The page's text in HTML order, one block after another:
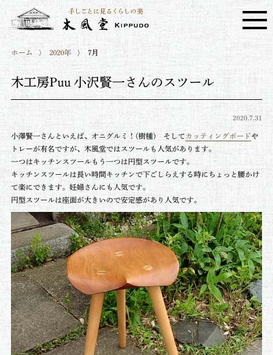
ホーム 2020年 7月
木工房Puu 小沢賢一さんのスツール
2020.7.31
小澤賢一さんといえば、オニグルミ！(樹種) そしてカッティングボードや
トレーが有名ですが、木風堂ではスツールも人気があります。
一つはキッチンスツールもう一つは円型スツールです。
キッチンスツールは長い時間キッチンで下ごしらえする時にちょっと腰かけ
て楽にできます。妊婦さんにも人気です。
円型スツールは座面が大きいので安定感があり人気です。